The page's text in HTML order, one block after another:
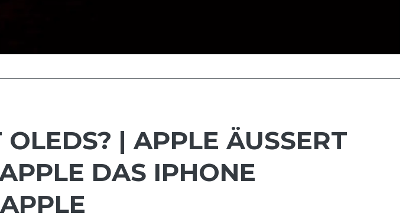
| APPLE ÄUSSERT S
DAS IPHONE U